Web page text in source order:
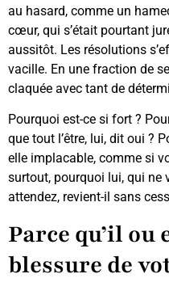
au hasard, comme un
cœur, qui s’était pourtant
aussitôt. Les résolutions
vacille. En une fraction de
claquée avec tant de
Pourquoi est-ce si fort ?
que tout l’être, lui, dit oui ?
elle implacable, comme si
surtout, pourquoi lui, qui ne
attendez, revient-il sans
Parce qu’il
blessure de